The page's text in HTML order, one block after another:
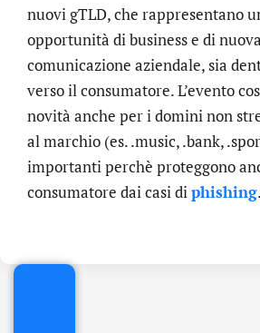
nuovi gTLD, che rappresentano
opportunità di business e di
comunicazione aziendale, sia
verso il consumatore. L’evento
novità anche per i domini non
al marchio (es. .music, .bank,
importanti perchè proteggono
consumatore dai casi diphishing.